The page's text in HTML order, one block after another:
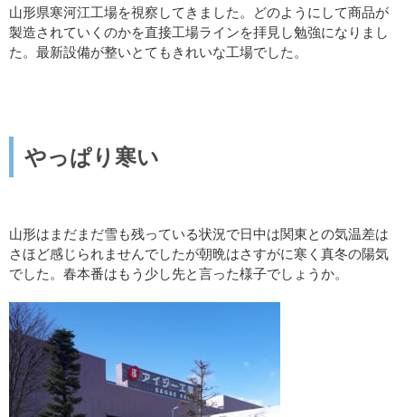
山形県寒河江工場を視察してきました。どのようにして商品が
製造されていくのかを直接工場ラインを拝見し勉強になりまし
た。最新設備が整いとてもきれいな工場でした。
やっぱり寒い
山形はまだまだ雪も残っている状況で日中は関東との気温差は
さほど感じられませんでしたが朝晩はさすがに寒く真冬の陽気
でした。春本番はもう少し先と言った様子でしょうか。